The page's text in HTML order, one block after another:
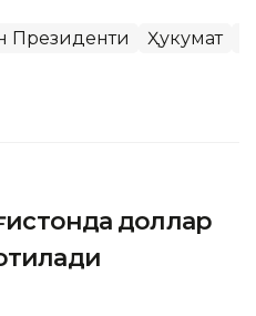
Президенти Ҳукумат
доллар